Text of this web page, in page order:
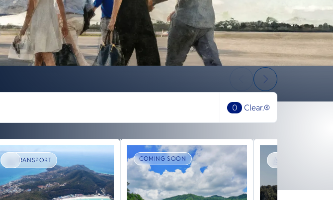
0
Clear.
TRANSPORT COMING SOON